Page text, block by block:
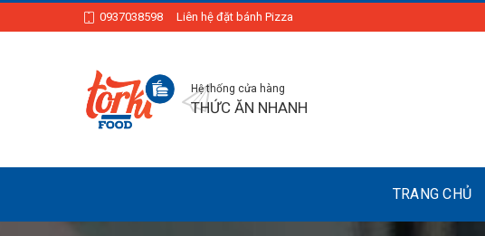
0937038598 Liên hệ đặt bánh Pizza
Hệ thống cửa hàng
THỨC ĂN NHANH
TRANG CHỦ